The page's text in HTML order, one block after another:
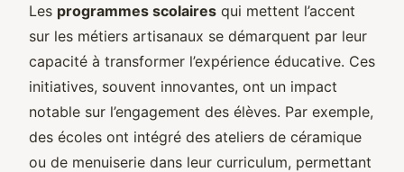
Les programmes scolaires qui mettent l’accent
sur les métiers artisanaux se démarquent par leur
capacité à transformer l’expérience éducative. Ces
initiatives, souvent innovantes, ont un impact
notable sur l’engagement des élèves. Par exemple,
des écoles ont intégré des ateliers de céramique
ou de menuiserie dans leur curriculum, permettant